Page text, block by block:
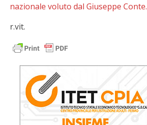
nazionale voluto dal Giuseppe Conte.
r.vit.